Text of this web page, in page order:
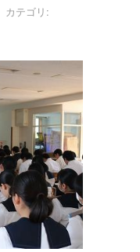
カテゴリ: